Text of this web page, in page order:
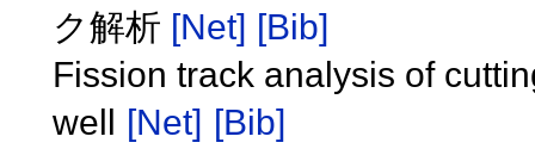
ク解析 [Net] [Bib]
Fission track analysis of
well [Net] [Bib]